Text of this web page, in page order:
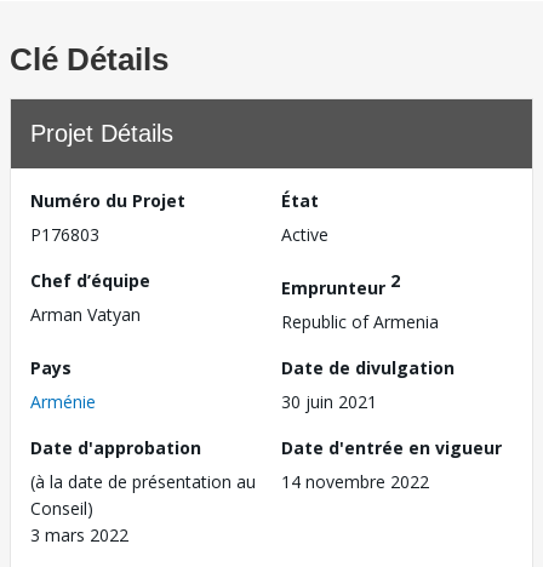
Clé Détails
Projet Détails
Numéro du Projet
P176803
État
Active
Chef d’équipe
Arman Vatyan
Emprunteur 2
Republic of Armenia
Pays
Arménie
Date de divulgation
30 juin 2021
Date d'approbation
(à la date de présentation au
Conseil)
3 mars 2022
Date d'entrée en vigueur
14 novembre 2022